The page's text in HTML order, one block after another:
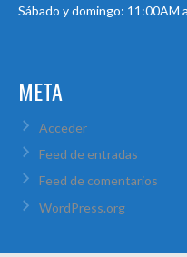
Sábado y domingo: 11:00AM
META
Acceder
Feed de entradas
Feed de comentarios
WordPress.org